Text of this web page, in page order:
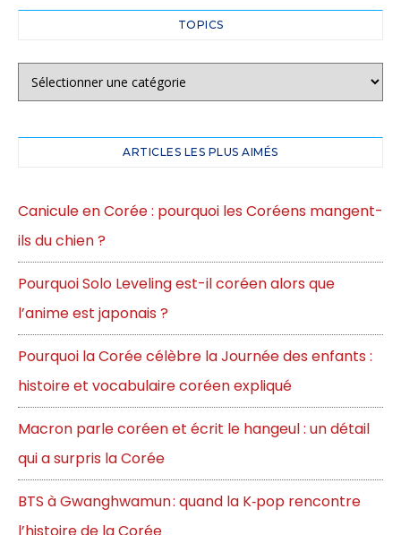
TOPICS
ARTICLES LES PLUS AIMÉS
Canicule en Corée : pourquoi les Coréens mangent-
ils du chien ?
Pourquoi Solo Leveling est-il coréen alors que
l’anime est japonais ?
Pourquoi la Corée célèbre la Journée des enfants :
histoire et vocabulaire coréen expliqué
Macron parle coréen et écrit le hangeul : un détail
qui a surpris la Corée
BTS à Gwanghwamun : quand la K‑pop rencontre